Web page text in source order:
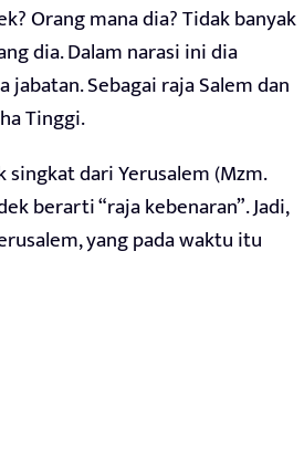
Orang mana dia? Tidak banyak
dia. Dalam narasi ini dia
Sebagai raja Salem dan
Tinggi.
singkat dari Yerusalem (Mzm.
berarti “raja kebenaran”. Jadi,
yang pada waktu itu